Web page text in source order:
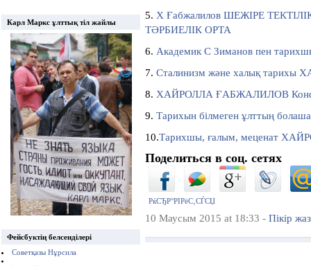
Карл Маркс ұлттық тіл жайлы
Фейсбуктің белсенділері
Советқазы Нұрсила
5. Х Ғабжалилов ШЕЖІРЕ
ТӘРБИЕЛІК ОРТА
6. Академик С Зиманов пен
7. Сталинизм және халық
8. ХАЙРОЛЛА ҒАБЖАЛИЛОВ
9. Тарихын білмеген ұлттың
10.Тарихшы, ғалым, меценат
Поделиться в соц. сетях
РќСЂР°РІРёС‚СЃСЏ
10 Маусым 2015 at 18:33 - Пікір